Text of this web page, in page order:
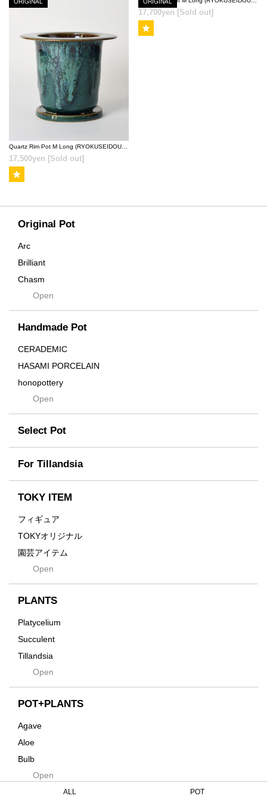
Original Pot
Arc
Brilliant
Chasm
Contra
Cream
Crown
Distortion
Drop
DUNE
Flames
For
Former
Fused
Earth
emeth
Enhance
Grid
Hagakure
Innocence
Kodama
Native
Progress
Quartz
RAKU
Open
Handmade Pot
CERADEMIC
HASAMI PORCELAIN
honopottery
nocturne
tamanhayat
TETSUYA OZAWA
Scratch
Takehiro Ito
Yuya Iha
Open
Select Pot
For Tillandsia
TOKY ITEM
フィギュア
TOKYオリジナル
園芸アイテム
土・化粧石・活力剤
インテリア・デザイン雑貨
Tシャツ・バッグ
その他
Open
PLANTS
Platycelium
Succulent
Tillandsia
SeedsOpen
POT+PLANTS
Agave
Aloe
Bulb
CactusOpen
SOLD OUT
Quartz Rim Pot M Long (RYOKUSEIDOUKESSHOU-YU) [ TOKY 10th Anniversary Model ]
17,500yen [Sold out]
17,700yen [Sold out]
ALL POT